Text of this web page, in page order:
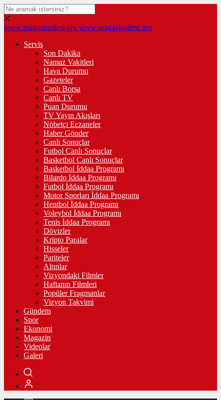
www.magazinsitesi.org www.magazinsitesi.org
Servis
Son Dakika
Namaz Vakitleri
Hava Durumu
Gazeteler
Canlı Borsa
Canlı TV
Puan Durumu
TV Yayın Akışları
Nöbetçi Eczaneler
Haber Gönder
Canlı Sonuçlar
Futbol Canlı Sonuçlar
Basketbol Canlı Sonuçlar
Basketbol İddaa Programı
Bilardo İddaa Programı
Futbol İddaa Programı
Motor Sporları İddaa Programı
Hentbol İddaa Programı
Voleybol İddaa Programı
Tenis İddaa Programı
Dövizler
Kripto Paralar
Hisseler
Pariteler
Altınlar
Vizyondaki Filmler
Haftanın Filmleri
Popüler Fragmanlar
Vizyon Takvimi
Gündem
Spor
Ekonomi
Magazin
Videolar
Galeri